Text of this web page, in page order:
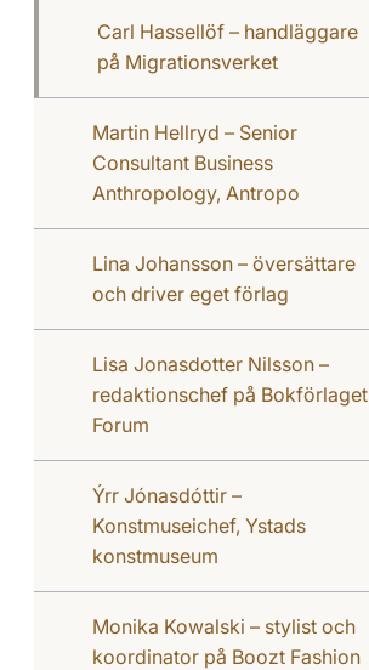
Carl Hassellöf – handläggare
på Migrationsverket
Martin Hellryd – Senior
Consultant Business
Anthropology, Antropo
Lina Johansson – översättare
och driver eget förlag
Lisa Jonasdotter Nilsson –
redaktionschef på Bokförlaget
Forum
Ýrr Jónasdóttir –
Konstmuseichef, Ystads
konstmuseum
Monika Kowalski – stylist och
koordinator på Boozt Fashion